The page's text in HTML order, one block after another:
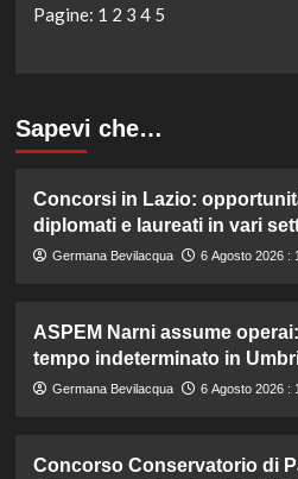
Pagine: 1 2 3 4 5
Sapevi che…
Concorsi in Lazio:
diplomati e laureati in vari
Germana Bevilacqua 6 Agosto 2026 :
ASPEM Narni assume
tempo indeterminato in
Germana Bevilacqua 6 Agosto 2026 :
Concorso Conservatorio di